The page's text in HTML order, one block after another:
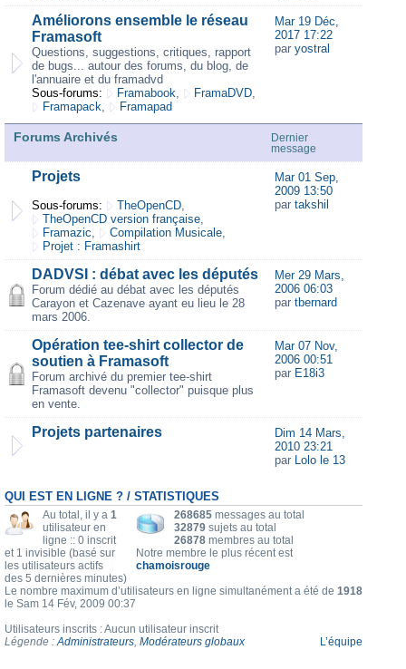
Améliorons ensemble le réseau
Framasoft
Questions, suggestions, critiques, rapport
de bugs... autour des forums, du blog, de
l'annuaire et du framadvd
Sous-forums:
Framabook, FramaDVD,
Framapack, Framapad
Mar 19 Déc,
2017 17:22
par yostral
Forums Archivés
Dernier
message
Projets
Sous-forums: TheOpenCD,
TheOpenCD version française,
Framazic, Compilation Musicale,
Projet : Framashirt
Mar 01 Sep,
2009 13:50
par takshil
DADVSI : débat avec les députés
Forum dédié au débat avec les députés
Carayon et Cazenave ayant eu lieu le 28
mars 2006.
Mer 29 Mars,
2006 06:03
par tbernard
Opération tee-shirt collector de
soutien à Framasoft
Forum archivé du premier tee-shirt
Framasoft devenu "collector" puisque plus
en vente.
Mar 07 Nov,
2006 00:51
par E18i3
Projets partenaires
Dim 14 Mars,
2010 23:21
par Lolo le 13
QUI EST EN LIGNE ? / STATISTIQUES
268685 messages au total
32879 sujets au total
26878 membres au total
Notre membre le plus récent est
chamoisrouge
Au total, il y a 1
utilisateur en
ligne :: 0 inscrit
et 1 invisible (basé sur
les utilisateurs actifs
des 5 dernières minutes)
Le nombre maximum d’utilisateurs en ligne simultanément a été de 1918
le Sam 14 Fév, 2009 00:37
Utilisateurs inscrits : Aucun utilisateur inscrit
Légende :Administrateurs, Modérateurs globaux L’équipe